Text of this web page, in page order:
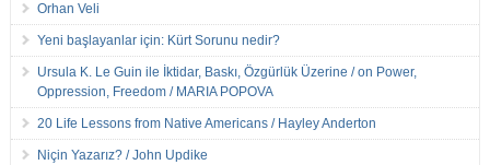
Orhan Veli
Yeni başlayanlar için: Kürt Sorunu nedir?
Ursula K. Le Guin ile İktidar, Baskı, Özgürlük Üzerine / on Power,
Oppression, Freedom / MARIA POPOVA
20 Life Lessons from Native Americans / Hayley Anderton
Niçin Yazarız? / John Updike